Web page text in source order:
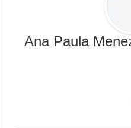
Ana Paula